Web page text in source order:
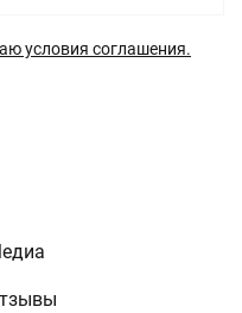
условия соглашения.